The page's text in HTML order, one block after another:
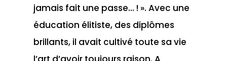
jamais fait une passe… ! ». Avec une
éducation élitiste, des diplômes
brillants, il avait cultivé toute sa vie